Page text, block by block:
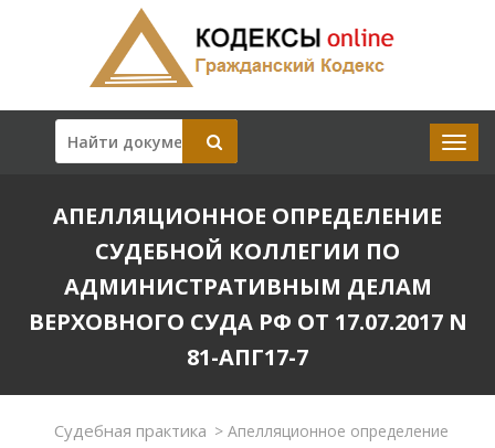
АПЕЛЛЯЦИОННОЕ ОПРЕДЕЛЕНИЕ
СУДЕБНОЙ КОЛЛЕГИИ ПО
АДМИНИСТРАТИВНЫМ ДЕЛАМ
ВЕРХОВНОГО СУДА РФ ОТ 17.07.2017 N
81-АПГ17-7
Судебная практика > Апелляционное определение